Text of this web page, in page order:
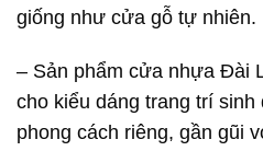
giống như cửa gỗ tự nhiên.
– Sản phẩm cửa nhựa Đài
cho kiểu dáng trang trí sinh
phong cách riêng, gần gũi